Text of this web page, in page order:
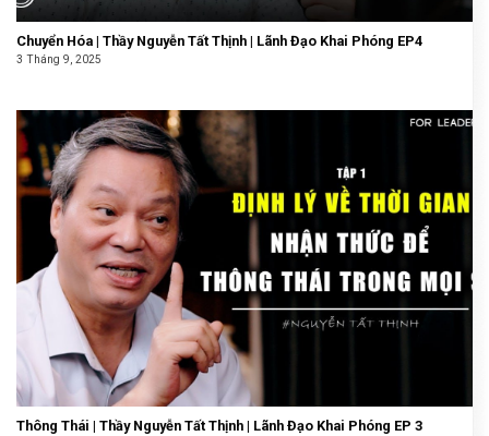
Chuyển Hóa | Thầy Nguyễn Tất Thịnh | Lãnh Đạo Khai Phóng EP4
3 Tháng 9, 2025
Thông Thái | Thầy Nguyễn Tất Thịnh | Lãnh Đạo Khai Phóng EP 3